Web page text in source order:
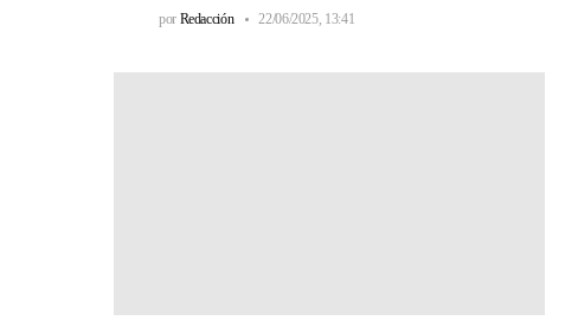
por Redacción 22/06/2025, 13:41